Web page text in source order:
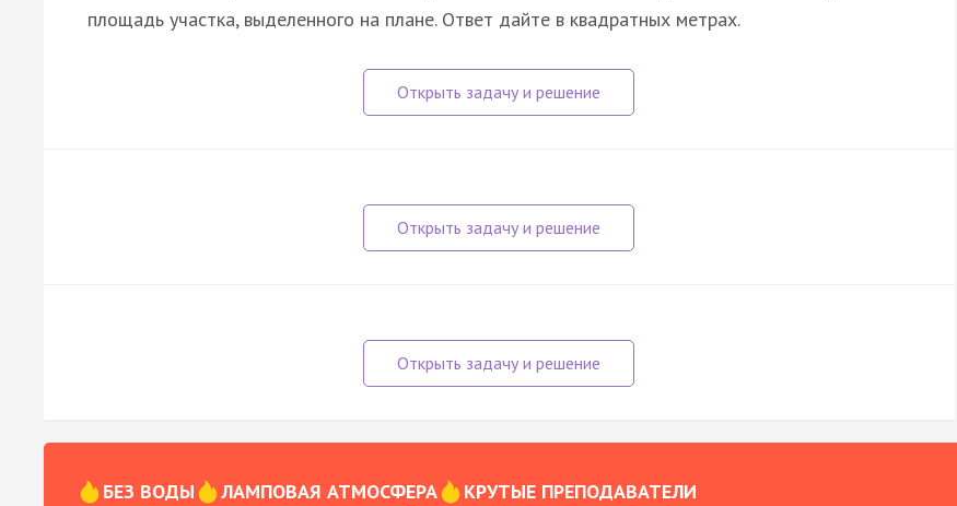
площадь участка, выделенного на плане. Ответ дайте в квадратных метрах.
БЕЗ ВОДЫ ЛАМПОВАЯ АТМОСФЕРА КРУТЫЕ ПРЕПОДАВАТЕЛИ